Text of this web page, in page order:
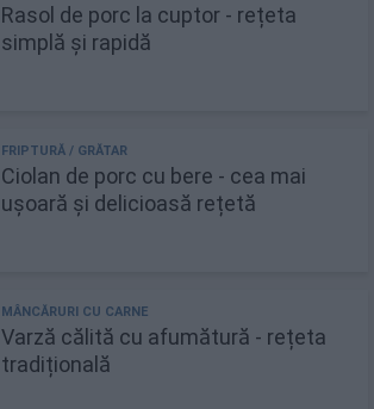
Rasol de porc la cuptor - rețeta
simplă și rapidă
Ciolan de porc cu bere - cea mai
ușoară și delicioasă rețetă
Varză călită cu afumătură - rețeta
tradițională